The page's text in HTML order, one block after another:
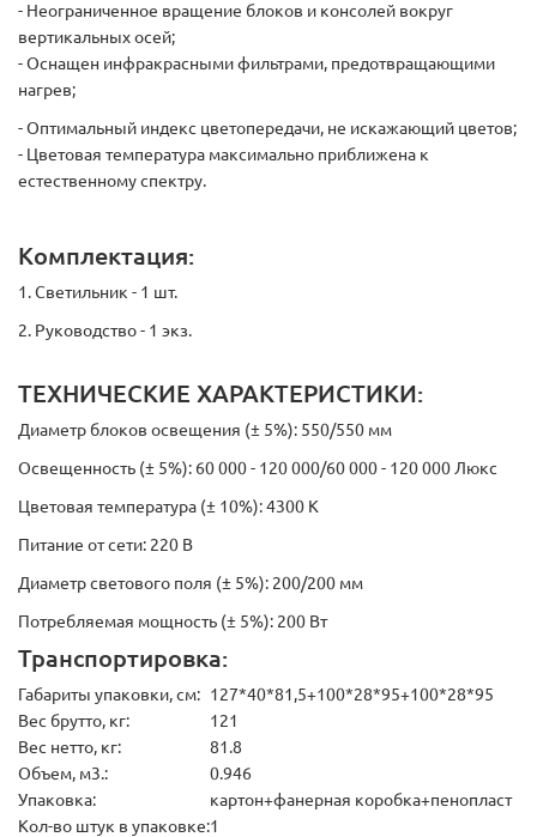
- Неограниченное вращение блоков и консолей вокруг
вертикальных осей;
- Оснащен инфракрасными фильтрами, предотвращающими
нагрев;
- Оптимальный индекс цветопередачи, не искажающий цветов;
- Цветовая температура максимально приближена к
естественному спектру.
Комплектация:
1. Светильник - 1 шт.
2. Руководство - 1 экз.
ТЕХНИЧЕСКИЕ ХАРАКТЕРИСТИКИ:
Диаметр блоков освещения (± 5%): 550/550 мм
Освещенность (± 5%): 60 000 - 120 000/60 000 - 120 000 Люкс
Цветовая температура (± 10%): 4300 К
Питание от сети: 220 В
Диаметр светового поля (± 5%): 200/200 мм
Потребляемая мощность (± 5%): 200 Вт
Транспортировка:
Габариты упаковки, см: 127*40*81,5+100*28*95+100*28*95
Вес брутто, кг:
121
Вес нетто, кг:
81.8
Объем, м3.:
0.946
Упаковка:
картон+фанерная коробка+пенопласт
Кол-во штук в упаковке:1